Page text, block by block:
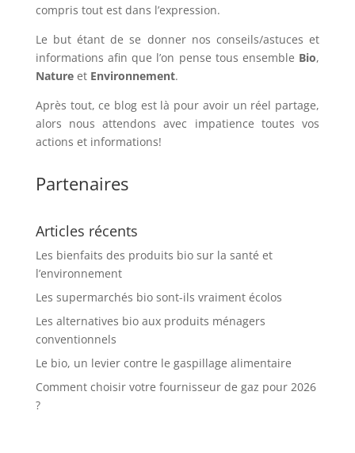
compris tout est dans l’expression.
Le but étant de se donner nos conseils/astuces et
informations afin que l’on pense tous ensemble Bio,
Natureet Environnement.
Après tout, ce blog est là pour avoir un réel partage,
alors nous attendons avec impatience toutes vos
actions et informations!
Partenaires
Articles récents
Les bienfaits des produits bio sur la santé et
l’environnement
Les supermarchés bio sont-ils vraiment écolos
Les alternatives bio aux produits ménagers
conventionnels
Le bio, un levier contre le gaspillage alimentaire
Comment choisir votre fournisseur de gaz pour 2026
?